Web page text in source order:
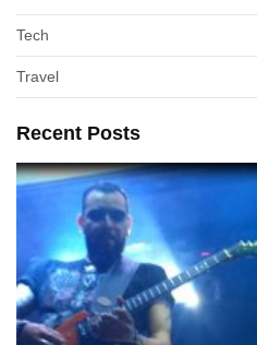
Tech
Travel
Recent Posts